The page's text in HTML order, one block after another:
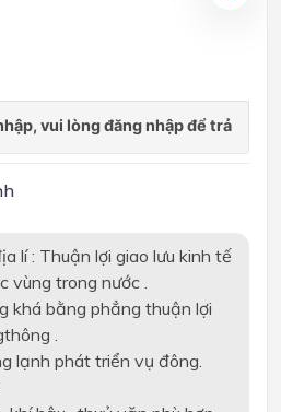
lí : Thuận lợi giao lưu kinh tế
vùng trong nước .
khá bằng phẳng thuận lợi
.
lạnh phát triển vụ đông.